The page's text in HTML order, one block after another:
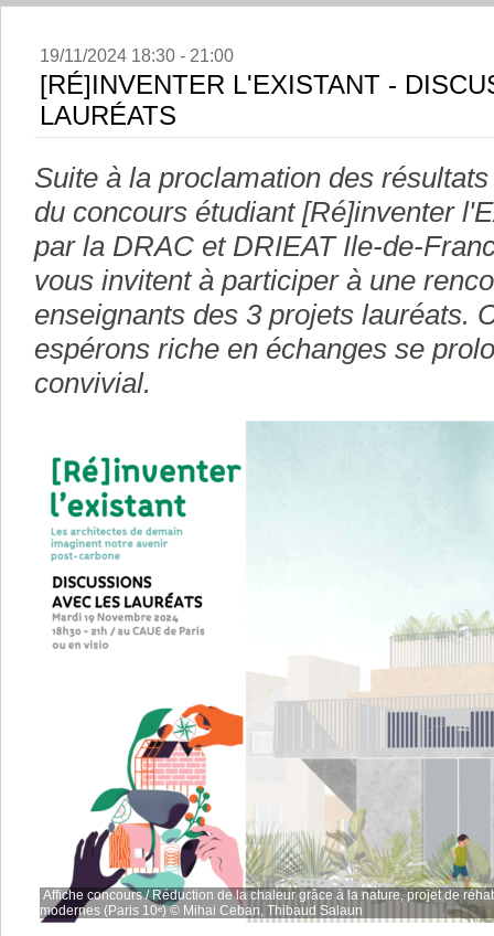
19/11/2024 18:30 - 21:00
[RÉ]INVENTER L'EXISTANT -
LAURÉATS
Suite à la proclamation des
du concours étudiant [Ré]inventer
par la DRAC et DRIEAT Ile-de-
vous invitent à participer à une
enseignants des 3 projets lauréats.
espérons riche en échanges se
convivial.
Affiche concours / Réduction de la chaleur grâce à la nature, projet de
modernes (Paris 10ᵉ) © Mihai Ceban, Thibaud Salaun